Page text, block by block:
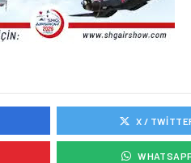
X /